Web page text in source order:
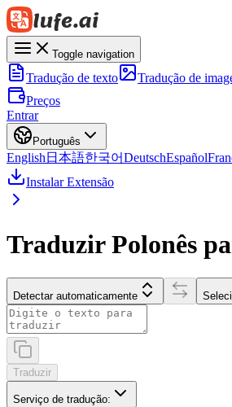
Toggle navigation
Tradução de texto Tradução de
Preços
Entrar
Português
English 日本語한국어DeutschEspañol
Instalar Extensão
Traduzir Polonês
Detectar automaticamente
Traduzir
Serviço de tradução: